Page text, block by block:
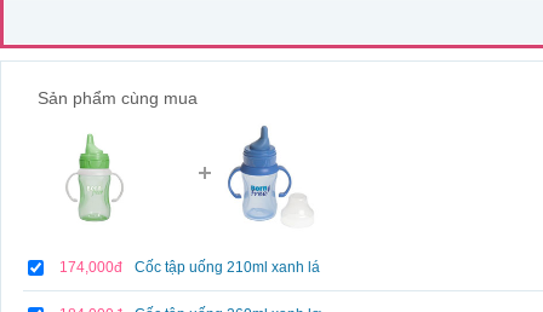
Sản phẩm cùng mua
174,000đ Cốc tập uống 210ml xanh lá